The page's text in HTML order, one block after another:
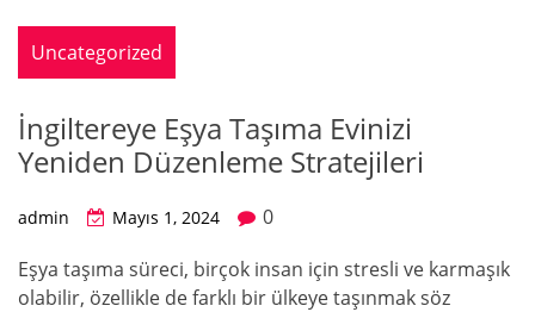
Uncategorized
İngiltereye Eşya Taşıma Evinizi
Yeniden Düzenleme Stratejileri
admin Mayıs 1, 2024
0
Eşya taşıma süreci, birçok insan için stresli ve karmaşık
olabilir, özellikle de farklı bir ülkeye taşınmak söz